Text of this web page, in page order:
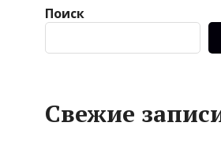
Поиск
Свежие